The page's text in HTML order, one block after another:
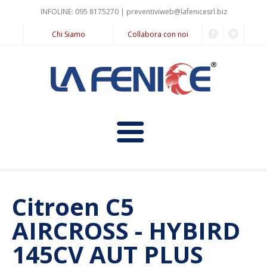
INFOLINE: 095 8175270 | preventiviweb@lafenicesrl.biz
Chi Siamo Collabora con noi
Informazioni
Il Noleggio a Lungo Termine
Servizi
Citroen C5
AIRCROSS - HYBIRD
145CV AUT PLUS